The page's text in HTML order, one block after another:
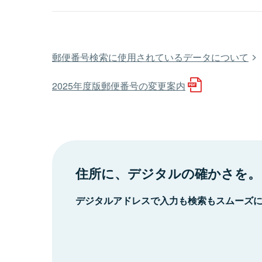
郵便番号検索に使用されているデータについて
2025年度版郵便番号の変更案内
住所に、デジタルの確かさを。
デジタルアドレスで入力も検索もスムーズ